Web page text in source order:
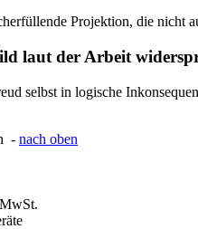
Projektion, die nicht
laut der Arbeit
selbst in logische
- nach oben